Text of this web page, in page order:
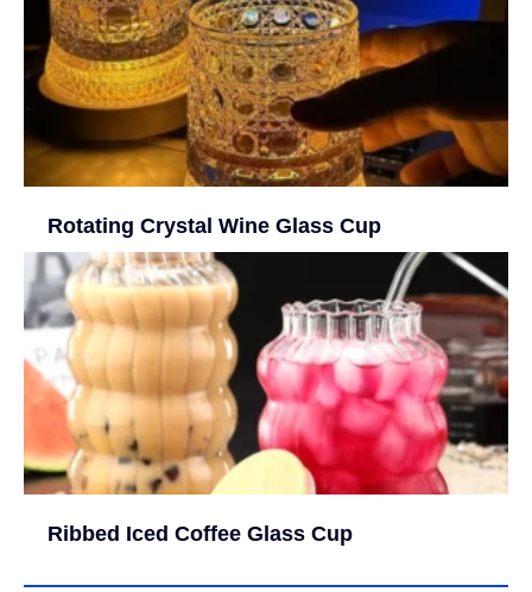
Rotating Crystal Wine Glass Cup
Ribbed Iced Coffee Glass Cup